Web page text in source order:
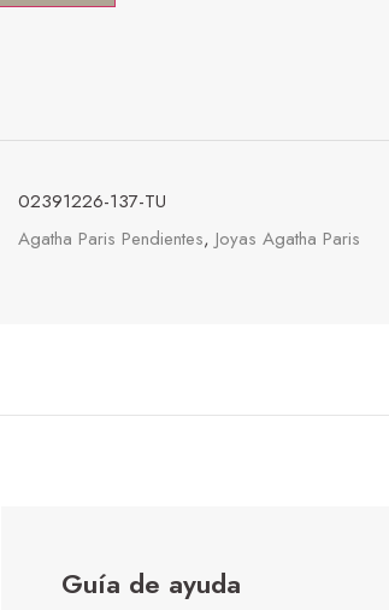
02391226-137-TU
Agatha Paris Pendientes, Joyas Agatha Paris
Guía de ayuda